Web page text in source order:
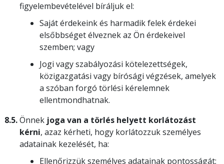
figyelembevételével bíráljuk el:
Saját érdekeink és harmadik felek érdekei
elsőbbséget élveznek az Ön érdekeivel
szemben; vagy
Jogi vagy szabályozási kötelezettségek,
közigazgatási vagy bírósági végzések, amelyek
a szóban forgó törlési kérelemnek
ellentmondhatnak.
8.5.Önnek joga van a törlés helyett korlátozást
kérni, azaz kérheti, hogy korlátozzuk személyes
adatainak kezelését, ha:
Ellenőrizzük személyes adatainak pontosságát;